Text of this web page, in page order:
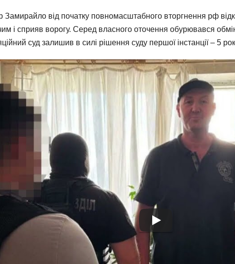
від початку повномасштабного вторгнення рф
і сприяв ворогу. Серед власного оточення обурювався
суд залишив в силі рішення суду першої інстанції – 5